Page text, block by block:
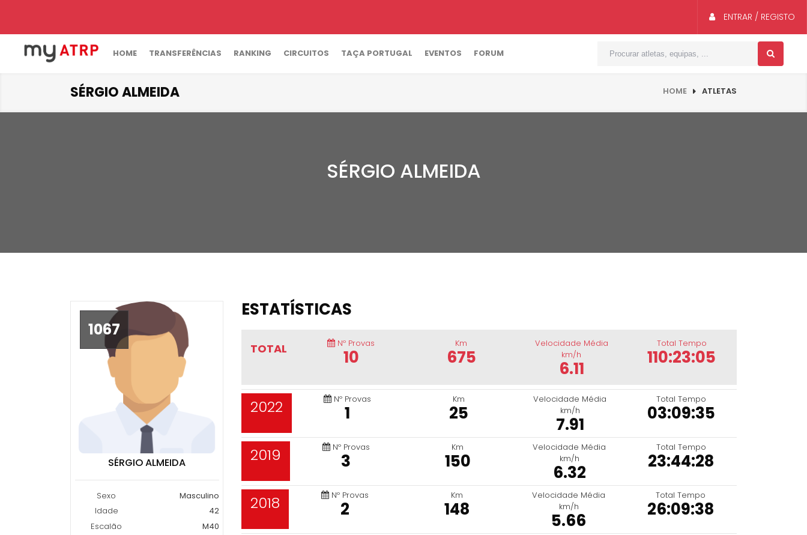
ENTRAR / REGISTO
HOME TRANSFERÊNCIAS RANKING CIRCUITOS TAÇA PORTUGAL EVENTOS FORUM
SÉRGIO ALMEIDA HOME ATLETAS
SÉRGIO ALMEIDA
1067
SÉRGIO ALMEIDA
Sexo
Masculino
Idade
42
Escalão
M40
ESTATÍSTICAS
TOTAL Nº Provas
10
Km
675
Velocidade Média
km/h
6.11
Total Tempo
110:23:05
2022 Nº Provas
1
Km
25
Velocidade Média
km/h
7.91
Total Tempo
03:09:35
2019 Nº Provas
3
Km
150
Velocidade Média
km/h
6.32
Total Tempo
23:44:28
2018 Nº Provas
2
Km
148
Velocidade Média
km/h
5.66
Total Tempo
26:09:38